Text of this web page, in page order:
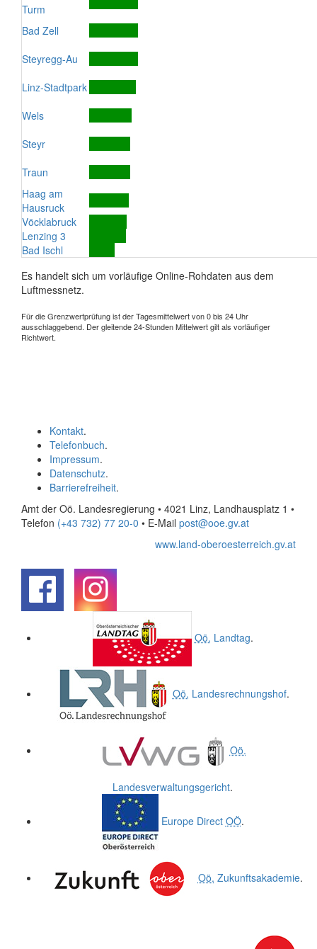
Turm
Bad Zell
Steyregg-Au
Linz-Stadtpark
Wels
Steyr
Traun
Haag am
Hausruck
Vöcklabruck
Lenzing 3
Bad Ischl
Es handelt sich um vorläufige Online-Rohdaten aus dem
Luftmessnetz.
Für die Grenzwertprüfung ist der Tagesmittelwert von 0 bis 24 Uhr
ausschlaggebend. Der gleitende 24-Stunden Mittelwert gilt als vorläufiger
Richtwert.
Kontakt.
Telefonbuch.
Impressum.
Datenschutz.
Barrierefreiheit.
Amt der Oö. Landesregierung • 4021 Linz, Landhausplatz 1 •
Telefon (+43 732) 77 20-0 • E-Mail post@ooe.gv.at
www.land-oberoesterreich.gv.at
Oö. Landtag.
Oö. Landesrechnungshof.
Oö.
Landesverwaltungsgericht.
Europe Direct OÖ.
Oö. Zukunftsakademie.